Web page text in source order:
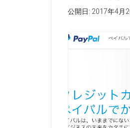
公開日: 2017年4月